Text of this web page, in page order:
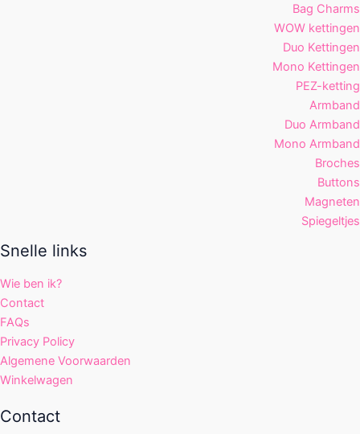
Bag Charms
WOW kettingen
Duo Kettingen
Mono Kettingen
PEZ-ketting
Armband
Duo Armband
Mono Armband
Broches
Buttons
Magneten
Spiegeltjes
Snelle links
Wie ben ik?
Contact
FAQs
Privacy Policy
Algemene Voorwaarden
Winkelwagen
Contact